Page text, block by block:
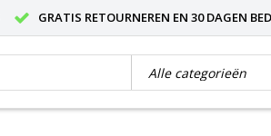
GRATIS RETOURNEREN EN 30 DAGEN